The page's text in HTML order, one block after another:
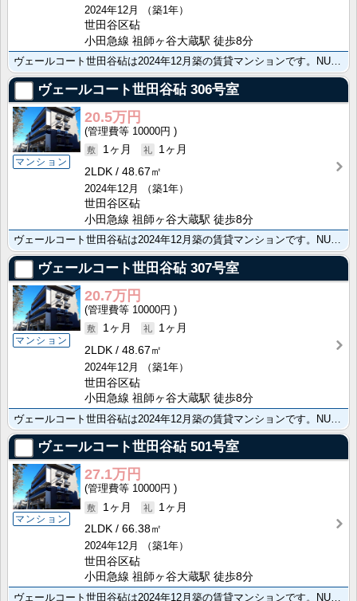
2024年12月
（築1年）
世田谷区砧
小田急線 祖師ヶ谷大蔵駅 徒歩8分
ヴェールコート世田谷砧は2024年12月築の賃貸マンションです。NURO光導入！分譲マンション並みの･･･
ヴェールコート世田谷砧306号室
マンション
20.5万円
10000円
1ヶ月
1ヶ月
2LDK
48.67㎡
2024年12月
（築1年）
世田谷区砧
小田急線 祖師ヶ谷大蔵駅 徒歩8分
ヴェールコート世田谷砧は2024年12月築の賃貸マンションです。NURO光導入！分譲マンション並みの･･･
ヴェールコート世田谷砧307号室
マンション
20.7万円
10000円
1ヶ月
1ヶ月
2LDK
48.67㎡
2024年12月
（築1年）
世田谷区砧
小田急線 祖師ヶ谷大蔵駅 徒歩8分
ヴェールコート世田谷砧501号室
マンション
27.1万円
10000円
1ヶ月
1ヶ月
2LDK
66.38㎡
2024年12月
（築1年）
世田谷区砧
小田急線 祖師ヶ谷大蔵駅 徒歩8分